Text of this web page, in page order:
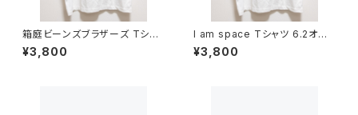
箱庭ビーンズブラザーズ Tシャ
ツ 6.2オンス
¥3,800
I am space Tシャツ 6.2オン
ス
¥3,800